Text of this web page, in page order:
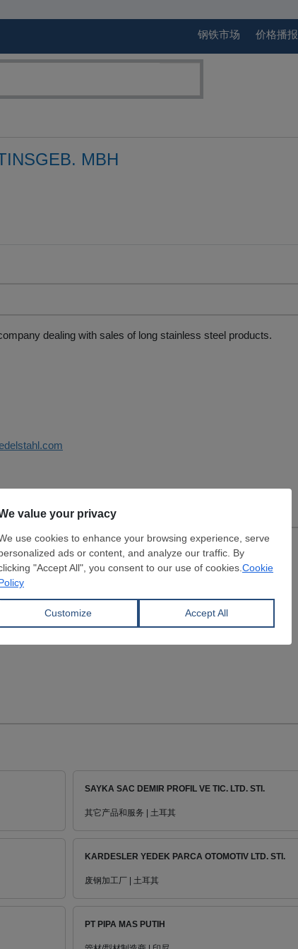
钢铁市场 价格播报
MBH
dealing with sales of long stainless steel products.
SAYKA SAC DEMIR PROFIL VE TIC. LTD. STI.
其它产品和服务 | 土耳其
KARDESLER YEDEK PARCA OTOMOTIV LTD. STI.
废钢加工厂 | 土耳其
PT PIPA MAS PUTIH